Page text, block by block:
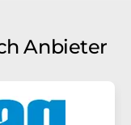
Anbieter